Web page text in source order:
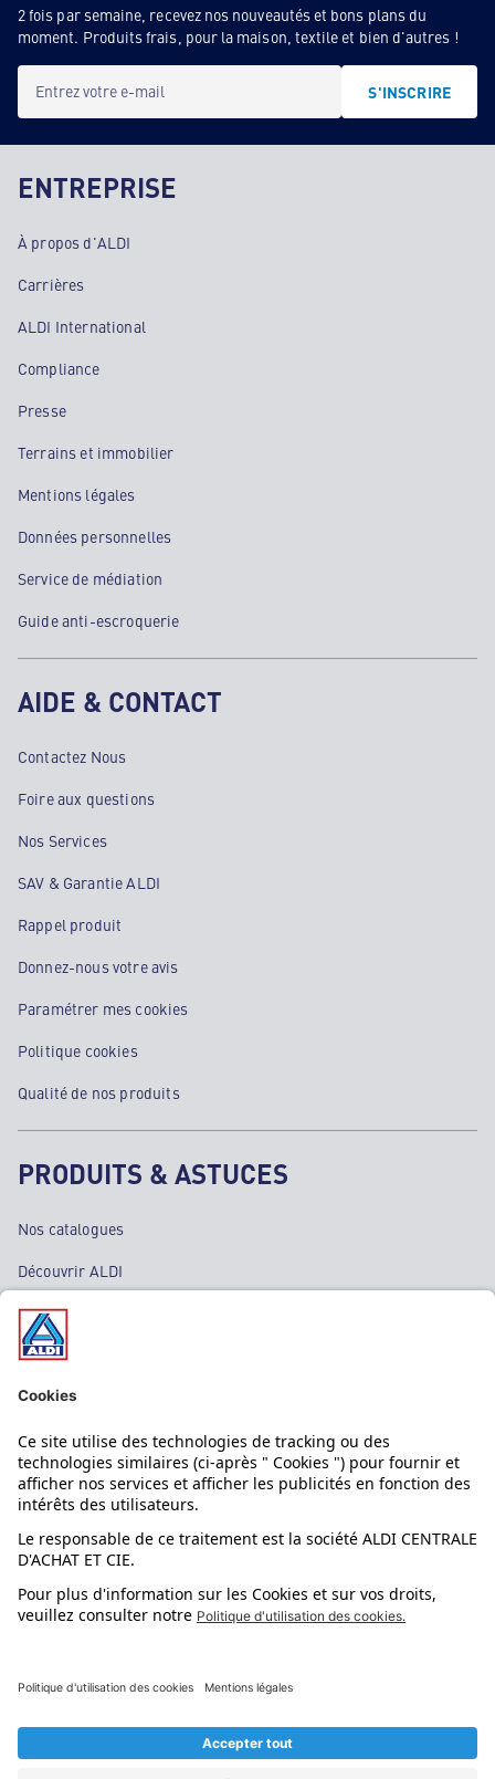
2 fois par semaine, recevez nos nouveautés et bons plans du
moment. Produits frais, pour la maison, textile et bien d'autres !
Entrez votre e-mail S'INSCRIRE
ENTREPRISE
À propos d'ALDI
Carrières
ALDI International
Compliance
Presse
Terrains et immobilier
Mentions légales
Données personnelles
Service de médiation
Guide anti-escroquerie
AIDE & CONTACT
Contactez Nous
Foire aux questions
Nos Services
SAV & Garantie ALDI
Rappel produit
Donnez-nous votre avis
Paramétrer mes cookies
Politique cookies
Qualité de nos produits
PRODUITS & ASTUCES
Nos catalogues
Découvrir ALDI
Nos bons plans
Nos rayons
Nos marques
Nos astuces
Évènements
L'application mobile